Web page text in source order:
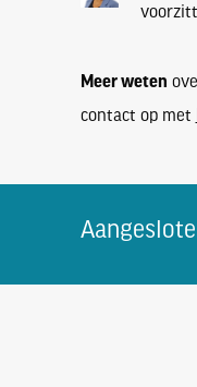
Meer weten
contact op met